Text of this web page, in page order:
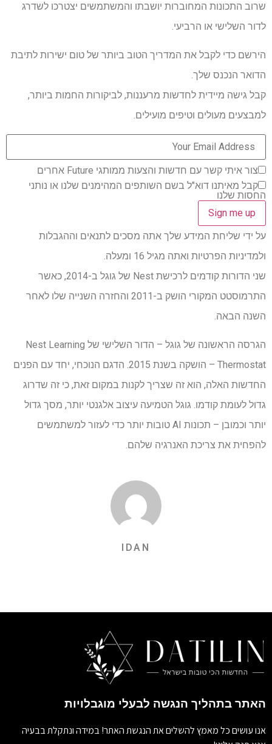
שרוב התכונות המחוברות יושבתו והמשתמשים יצטרכו לשדרג
לדור השלישי או הרביעי.
הירשם כדי לקבל את המדריך הטוב ביותר של טום ישירות לתיבת
הדואר הנכנס שלך.
קבל גישה מיידית לחדשות מרעננות, לביקורות החמות ביותר,
למבצעים מעולים וטיפים מועילים.
צור איתי קשר עם חדשות והצעות ממותגי Future אחרים
קבל מאיתנו דוא"ל בשם השותפים המהימנים שלנו או נותני
החסות שלנו
על ידי שליחת המידע שלך אתה מסכים לתנאים וההגבלות
ולמדיניות הפרטיות ואתה מגיל 16 ומעלה.
שני הדורות קודמים לרכישת Nest של גוגל ב-2014, כאשר
התרמוסטט המקורי הושק ב-2011 והחזרה השנייה שלו לאחר
השנה הבאה.
הגרסה הראשונה של גוגל – הדור השלישי של Nest Learning
Thermostat – הושקה בשנת 2015. הדגם הנוכחי, יחד עם הפנים
החדשות האלה, הוא זה שצריך לקנות במקום זאת, כי זה שדרוג
גדול לעומת קודמו. גוגל הטמיעה עיצוב אלגנטי יותר, מסך גדול
יותר וכמובן – תכונות AI טובות יותר כדי לעזור למשתמשים
להפחית את צריכת האנרגיה שלהם.
IDAN
האתר בתהליך הנגשה לבעלי מוגבלויות
אנו עושים כל מאמץ להשלים את הנגשת האתר! במידה ונתקלת בבעיה